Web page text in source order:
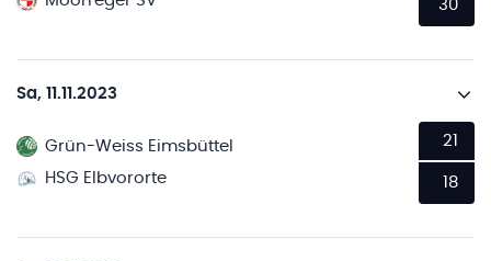
30
Sa, 11.11.2023
Grün-Weiss Eimsbüttel
HSG Elbvororte
21
18